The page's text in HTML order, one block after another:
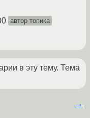
автор топика
в эту тему. Тема
→